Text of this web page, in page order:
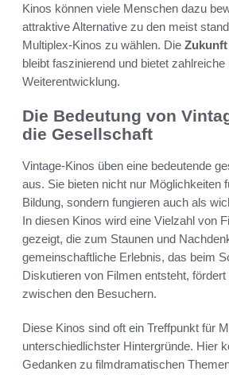
Kinos können viele Menschen dazu
attraktive Alternative zu den meist
Multiplex-Kinos zu wählen. Die
bleibt faszinierend und bietet
Weiterentwicklung.
Die Bedeutung von
die Gesellschaft
Vintage-Kinos üben eine bedeutende
aus. Sie bieten nicht nur Möglichkeiten
Bildung, sondern fungieren auch als
In diesen Kinos wird eine Vielzahl von
gezeigt, die zum Staunen und
gemeinschaftliche Erlebnis, das beim
Diskutieren von Filmen entsteht,
zwischen den Besuchern.
Diese Kinos sind oft ein Treffpunkt für
unterschiedlichster Hintergründe. Hier
Gedanken zu filmdramatischen